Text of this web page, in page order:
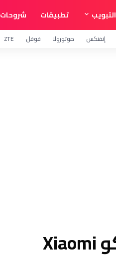
التبويب تطبيقات شروحات
إنفنكس موتورولا قوقل ZTE
مواصفات و مميزات شاومي بوكو Xiaomi